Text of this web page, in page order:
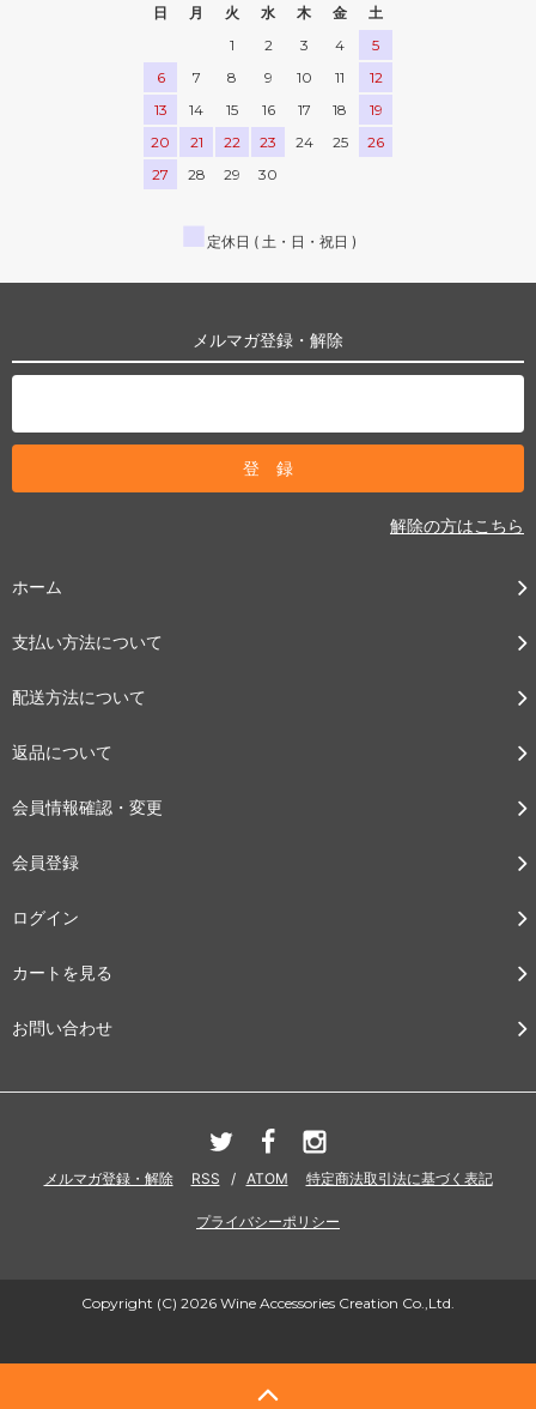
日
月 火 水 木 金
土
1
2 3 4
5
6
7 8 9 10 11
12
13
14 15 16 17 18
19
20
21 22 23 24 25
26
27
28 29 30
■ 定休日 ( 土・日・祝日 )
メルマガ登録・解除
解除の方はこちら
ホーム
支払い方法について
配送方法について
返品について
会員情報確認・変更
会員登録
ログイン
カートを見る
お問い合わせ
メルマガ登録・解除 RSS / ATOM 特定商法取引法に基づく表記
プライバシーポリシー
Copyright (C) 2026 Wine Accessories Creation Co.,Ltd.